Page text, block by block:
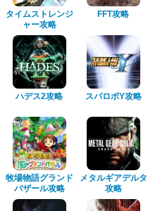
タイムストレンジ
ャー攻略
FFT攻略
ハデス2攻略 スパロボY攻略
牧場物語グランド
バザール攻略
メタルギアデルタ
攻略